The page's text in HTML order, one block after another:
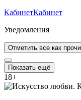
КабинетКабинет
Уведомления
Отметить все как
Показать ещё
18+